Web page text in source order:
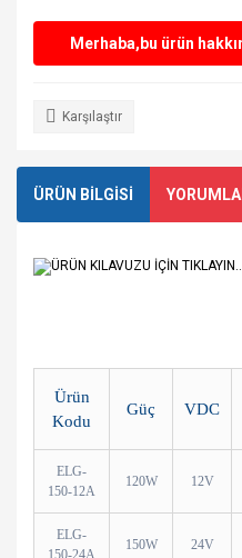
Merhaba,bu ürün
Karşılaştır
ÜRÜN BİLGİSİ
ÜRÜN KILAVUZU İÇİN TIKLAYIN..
Ürün
Kodu
Güç VDC
ELG-
150-12A
120W 12V
ELG-
150-24A
150W 24V